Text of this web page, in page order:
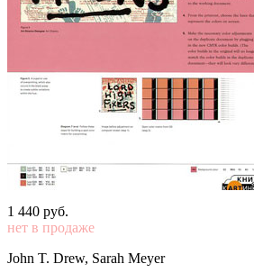
1 440 pуб.
нет в продаже
John T. Drew, Sarah Meyer